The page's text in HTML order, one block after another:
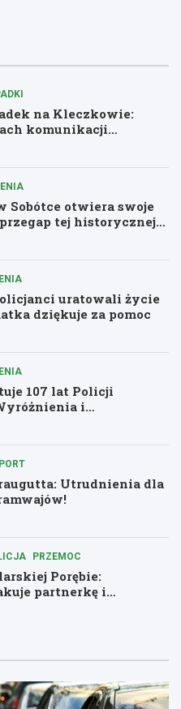
na Kleczkowie:
komunikacji
Sobótce otwiera swoje
tej historycznej
uratowali życie
dziękuje za pomoc
107 lat Policji
i
bohaterów służby
Utrudnienia dla
PRZEMOC
Porębie:
partnerkę i